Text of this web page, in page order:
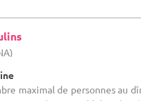
maximal de personnes au